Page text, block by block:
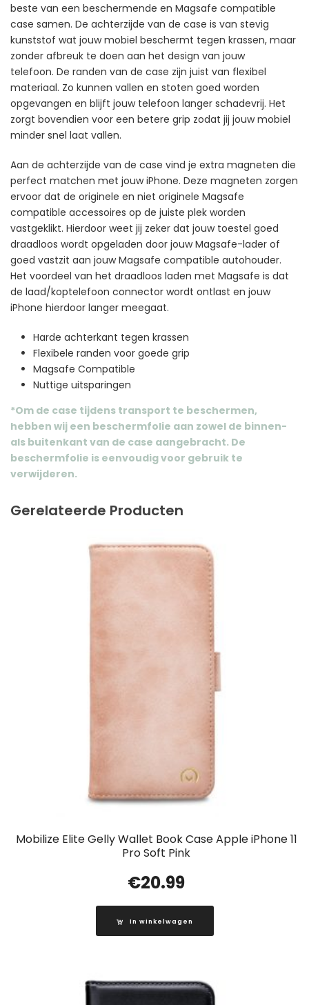
beste van een beschermende en Magsafe compatible
case samen. De achterzijde van de case is van stevig
kunststof wat jouw mobiel beschermt tegen krassen, maar
zonder afbreuk te doen aan het design van jouw
telefoon. De randen van de case zijn juist van flexibel
materiaal. Zo kunnen vallen en stoten goed worden
opgevangen en blijft jouw telefoon langer schadevrij. Het
zorgt bovendien voor een betere grip zodat jij jouw mobiel
minder snel laat vallen.
Aan de achterzijde van de case vind je extra magneten die
perfect matchen met jouw iPhone. Deze magneten zorgen
ervoor dat de originele en niet originele Magsafe
compatible accessoires op de juiste plek worden
vastgeklikt. Hierdoor weet jij zeker dat jouw toestel goed
draadloos wordt opgeladen door jouw Magsafe-lader of
goed vastzit aan jouw Magsafe compatible autohouder.
Het voordeel van het draadloos laden met Magsafe is dat
de laad/koptelefoon connector wordt ontlast en jouw
iPhone hierdoor langer meegaat.
Harde achterkant tegen krassen
Flexibele randen voor goede grip
Magsafe Compatible
Nuttige uitsparingen
*Om de case tijdens transport te beschermen,
hebben wij een beschermfolie aan zowel de binnen-
als buitenkant van de case aangebracht. De
beschermfolie is eenvoudig voor gebruik te
verwijderen.
Gerelateerde Producten
Mobilize Elite Gelly Wallet Book Case Apple iPhone 11
Pro Soft Pink
€20.99
In winkelwagen